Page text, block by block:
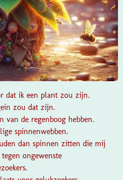
dat ik een plant zou zijn.
zou dat zijn.
van de regenboog hebben.
spinnenwebben.
dan spinnen zitten die mij
ongewenste